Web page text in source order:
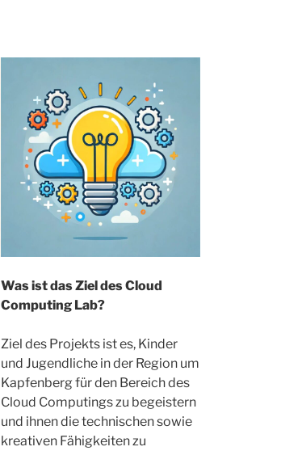
Was ist das Ziel des Cloud
Computing Lab?
Ziel des Projekts ist es, Kinder
und Jugendliche in der Region um
Kapfenberg für den Bereich des
Cloud Computings zu begeistern
und ihnen die technischen sowie
kreativen Fähigkeiten zu